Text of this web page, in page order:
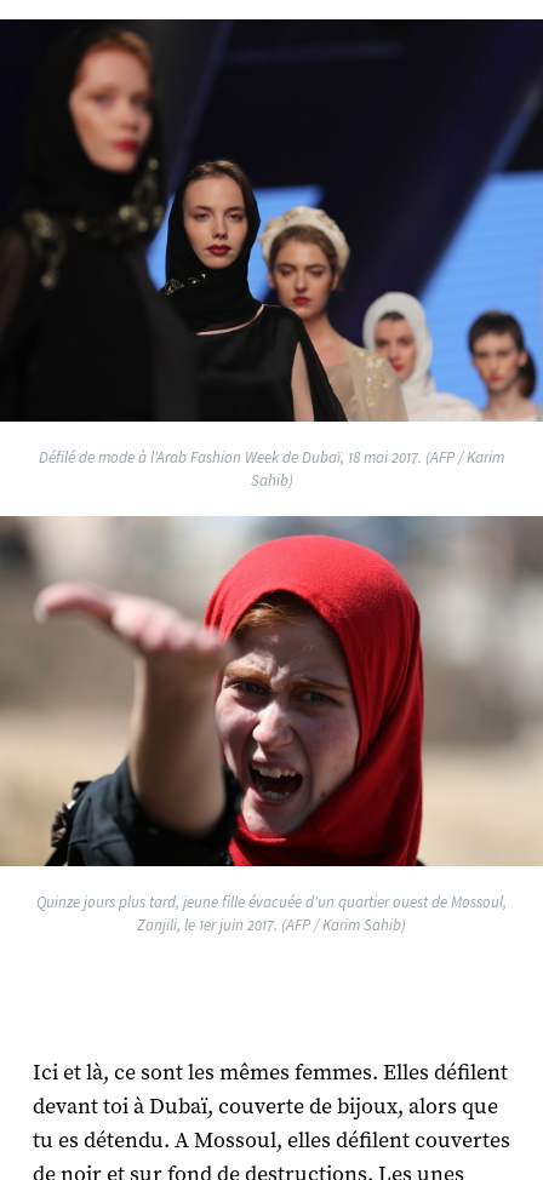
Défilé de mode à l'Arab Fashion Week de Dubaï, 18 mai 2017. (AFP / Karim
Sahib)
Quinze jours plus tard, jeune fille évacuée d'un quartier ouest de Mossoul,
Zanjili, le 1er juin 2017. (AFP / Karim Sahib)
Ici et là, ce sont les mêmes femmes. Elles défilent
devant toi à Dubaï, couverte de bijoux, alors que
tu es détendu. A Mossoul, elles défilent couvertes
de noir et sur fond de destructions. Les unes